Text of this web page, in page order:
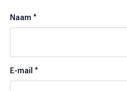
Naam *
E-mail *